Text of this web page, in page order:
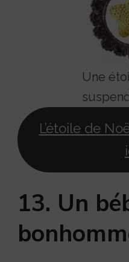
Une
L’étoile de
13. Un